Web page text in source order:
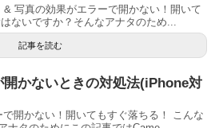
写真の効果がエラーで開かない！開いて
ないですか？そんなアナタのため...
記事を読む
かないときの対処法(iPhone対
開かない！開いてもすぐ落ちる！ こんな